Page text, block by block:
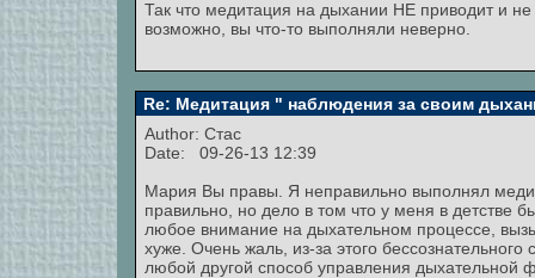
Так что медитация на дыхании НЕ приводит и
возможно, вы что-то выполняли неверно.
Re: Медитация " наблюдения за своим
Author: Стас
Date: 09-26-13 12:39
Мария Вы правы. Я неправильно выполнял
правильно, но дело в том что у меня в детстве
любое внимание на дыхательном процессе,
хуже. Очень жаль, из-за этого
любой другой способ управления дыхательной